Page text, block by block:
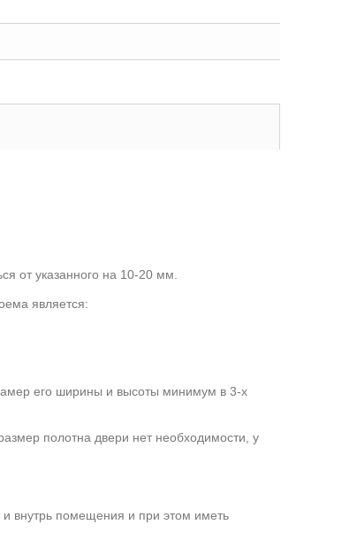
от указанного на 10-20 мм.
является:
его ширины и высоты минимум в 3-х
полотна двери нет необходимости, у
и внутрь помещения и при этом иметь